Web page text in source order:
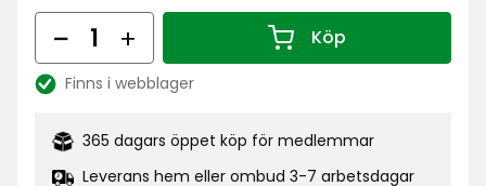
Antal Köp
Antal 1
Lagersaldo:
Finns i webblager
365 dagars öppet köp för medlemmar
Leverans hem eller ombud 3-7 arbetsdagar